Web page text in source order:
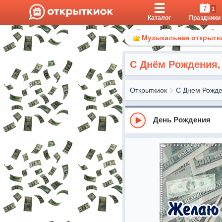
Каталог
7 1
Праздники
Музыкальная
С Днём
Открыткиок С Днем
День Рождения